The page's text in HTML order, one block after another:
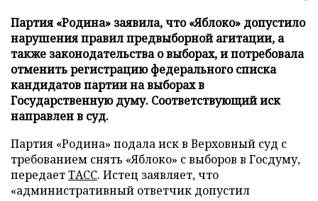
Партия «Родина» заявила, что «Яблоко» допустило
нарушения правил предвыборной агитации, а
также законодательства о выборах, и потребовала
отменить регистрацию федерального списка
кандидатов партии на выборах в
Государственную думу. Соответствующий иск
направлен в суд.
Партия «Родина» подала иск в Верховный суд с
требованием снять «Яблоко» с выборов в Госдуму,
передаетТАСС. Истец заявляет, что
«административный ответчик допустил